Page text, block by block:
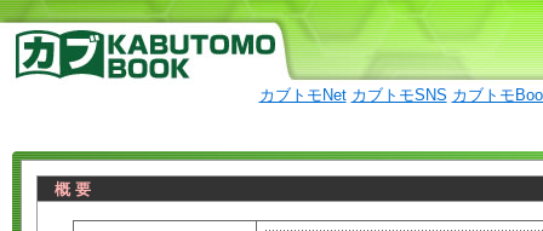
カブトモNet カブトモSNS カブトモ
概 要